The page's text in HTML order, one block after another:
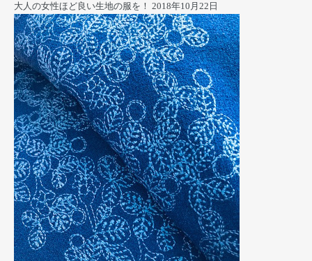
大人の女性ほど良い生地の服を！ 2018年10月22日